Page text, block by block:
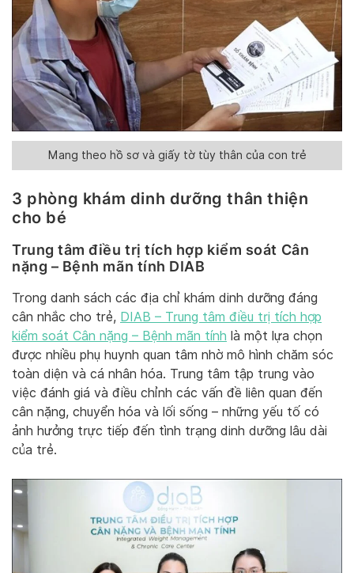
Mang theo hồ sơ và giấy tờ tùy thân của con trẻ
3 phòng khám dinh dưỡng thân thiện
cho bé
Trung tâm điều trị tích hợp kiểm soát Cân
nặng – Bệnh mãn tính DIAB
Trong danh sách các địa chỉ khám dinh dưỡng đáng
cân nhắc cho trẻ, DIAB – Trung tâm điều trị tích hợp
kiểm soát Cân nặng – Bệnh mãn tính là một lựa chọn
được nhiều phụ huynh quan tâm nhờ mô hình chăm sóc
toàn diện và cá nhân hóa. Trung tâm tập trung vào
việc đánh giá và điều chỉnh các vấn đề liên quan đến
cân nặng, chuyển hóa và lối sống – những yếu tố có
ảnh hưởng trực tiếp đến tình trạng dinh dưỡng lâu dài
của trẻ.